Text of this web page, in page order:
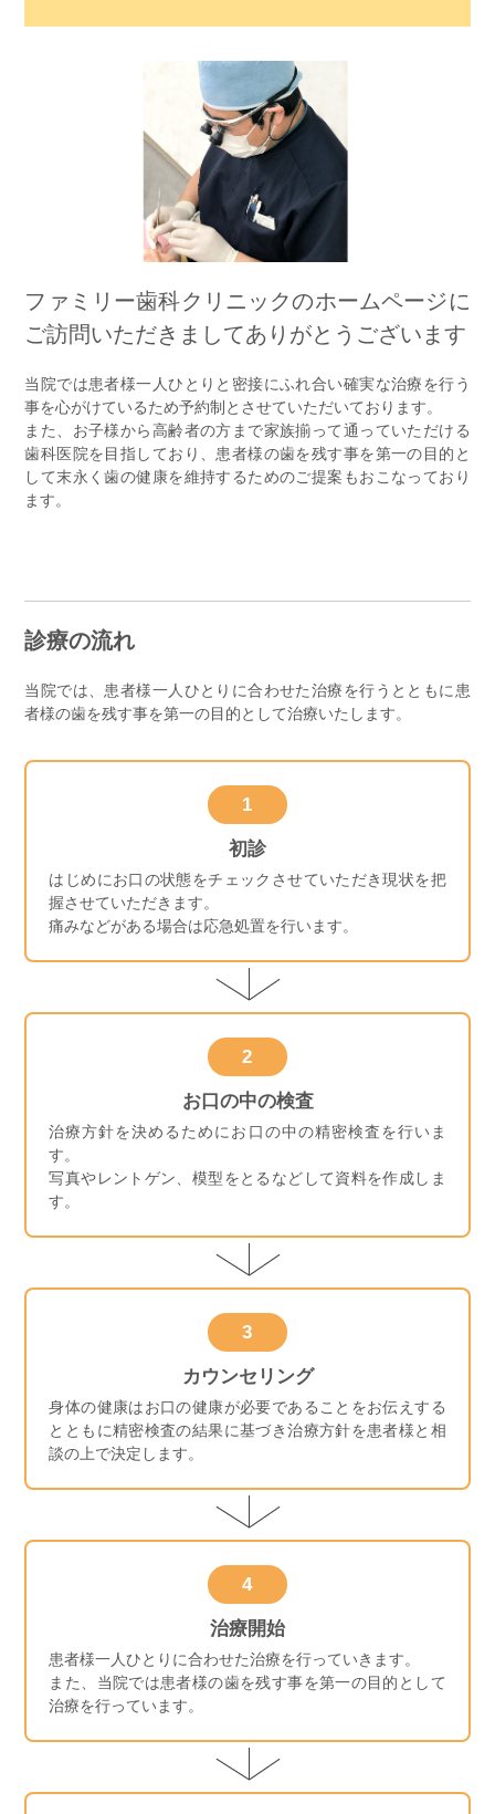
ファミリー歯科クリニックのホームページに
ご訪問いただきましてありがとうございます
当院では患者様一人ひとりと密接にふれ合い確実な治療を行う
事を心がけているため予約制とさせていただいております。
また、お子様から高齢者の方まで家族揃って通っていただける
歯科医院を目指しており、患者様の歯を残す事を第一の目的と
して末永く歯の健康を維持するためのご提案もおこなっており
ます。
診療の流れ
当院では、患者様一人ひとりに合わせた治療を行うとともに患
者様の歯を残す事を第一の目的として治療いたします。
1
初診
はじめにお口の状態をチェックさせていただき現状を把
握させていただきます。
痛みなどがある場合は応急処置を行います。
2
お口の中の検査
治療方針を決めるためにお口の中の精密検査を行いま
す。
写真やレントゲン、模型をとるなどして資料を作成しま
す。
3
カウンセリング
身体の健康はお口の健康が必要であることをお伝えする
とともに精密検査の結果に基づき治療方針を患者様と相
談の上で決定します。
4
治療開始
患者様一人ひとりに合わせた治療を行っていきます。
また、当院では患者様の歯を残す事を第一の目的として
治療を行っています。